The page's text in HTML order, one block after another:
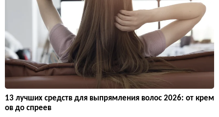
13 лучших средств для выпрямления волос 2026: от крем
ов до спреев